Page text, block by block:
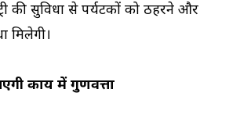
की सुविधा से पर्यटकों को ठहरने और
मिलेगी।
कार्य में गुणवत्ता